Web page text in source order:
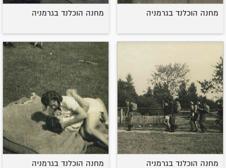
מחנה הוכלנד בגרמניה מחנה הוכלנד בגרמניה
מחנה הוכלנד בגרמניה מחנה הוכלנד בגרמניה